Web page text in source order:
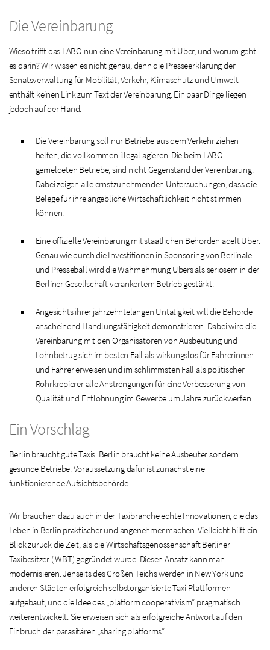
Die Vereinbarung
Wieso trifft das LABO nun eine Vereinbarung mit Uber, und worum geht
es darin? Wir wissen es nicht genau, denn die Presseerklärung der
Senatsverwaltung für Mobilität, Verkehr, Klimaschutz und Umwelt
enthält keinen Link zum Text der Vereinbarung. Ein paar Dinge liegen
jedoch auf der Hand.
Die Vereinbarung soll nur Betriebe aus dem Verkehr ziehen
helfen, die vollkommen illegal agieren. Die beim LABO
gemeldeten Betriebe, sind nicht Gegenstand der Vereinbarung.
Dabei zeigen alle ernstzunehmenden Untersuchungen, dass die
Belege für ihre angebliche Wirtschaftlichkeit nicht stimmen
können.
Eine offizielle Vereinbarung mit staatlichen Behörden adelt Uber.
Genau wie durch die Investitionen in Sponsoring von Berlinale
und Presseball wird die Wahrnehmung Ubers als seriösem in der
Berliner Gesellschaft verankertem Betrieb gestärkt.
Angesichts ihrer jahrzehntelangen Untätigkeit will die Behörde
anscheinend Handlungsfähigkeit demonstrieren. Dabei wird die
Vereinbarung mit den Organisatoren von Ausbeutung und
Lohnbetrug sich im besten Fall als wirkungslos für Fahrerinnen
und Fahrer erweisen und im schlimmsten Fall als politischer
Rohrkrepierer alle Anstrengungen für eine Verbesserung von
Qualität und Entlohnung im Gewerbe um Jahre zurückwerfen .
Ein Vorschlag
Berlin braucht gute Taxis. Berlin braucht keine Ausbeuter sondern
gesunde Betriebe. Voraussetzung dafür ist zunächst eine
funktionierende Aufsichtsbehörde.
Wir brauchen dazu auch in der Taxibranche echte Innovationen, die das
Leben in Berlin praktischer und angenehmer machen. Vielleicht hilft ein
Blick zurück die Zeit, als die Wirtschaftsgenossenschaft Berliner
Taxibesitzer ( WBT) gegründet wurde. Diesen Ansatz kann man
modernisieren. Jenseits des Großen Teichs werden in New York und
anderen Städten erfolgreich selbstorganisierte Taxi-Plattformen
aufgebaut, und die Idee des „platform cooperativism“ pragmatisch
weiterentwickelt. Sie erweisen sich als erfolgreiche Antwort auf den
Einbruch der parasitären „sharing platforms“.